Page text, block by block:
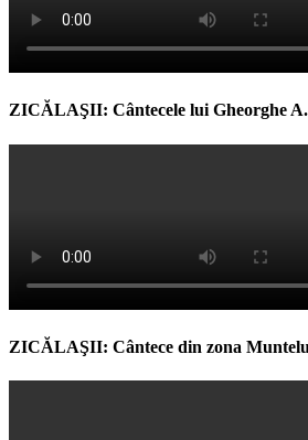
ZICĂLAŞII: Cântecele lui Gheorghe
ZICĂLAŞII: Cântece din zona